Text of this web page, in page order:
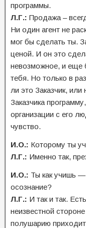
программы.
Л.Г.: Продажа –
Ни один агент не
мог бы сделать ты.
ценой. И он это
невозможное, и еще
тебя. Но только в
ли это Заказчик,
Заказчика
организации с его
чувство.
И.О.: Которому ты
Л.Г.: Именно так,
И.О.: Ты как учишь —
осознание?
Л.Г.: И так и так.
неизвестной
полушарию